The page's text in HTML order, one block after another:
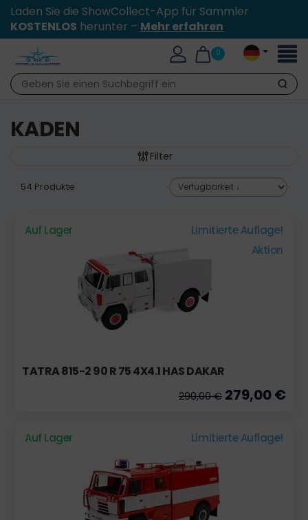
Laden Sie die ShowCollect-App für Sammler
KOSTENLOS herunter – Mehr erfahren
0
Suche
KADEN
Filter
54 Produkte
Auf Lager
Limitierte Auflage!
Aktion
TATRA 815-2 90 R 75 4X4.1 HAS DAKAR
290,00 € 279,00 €
Auf Lager Limitierte Auflage!